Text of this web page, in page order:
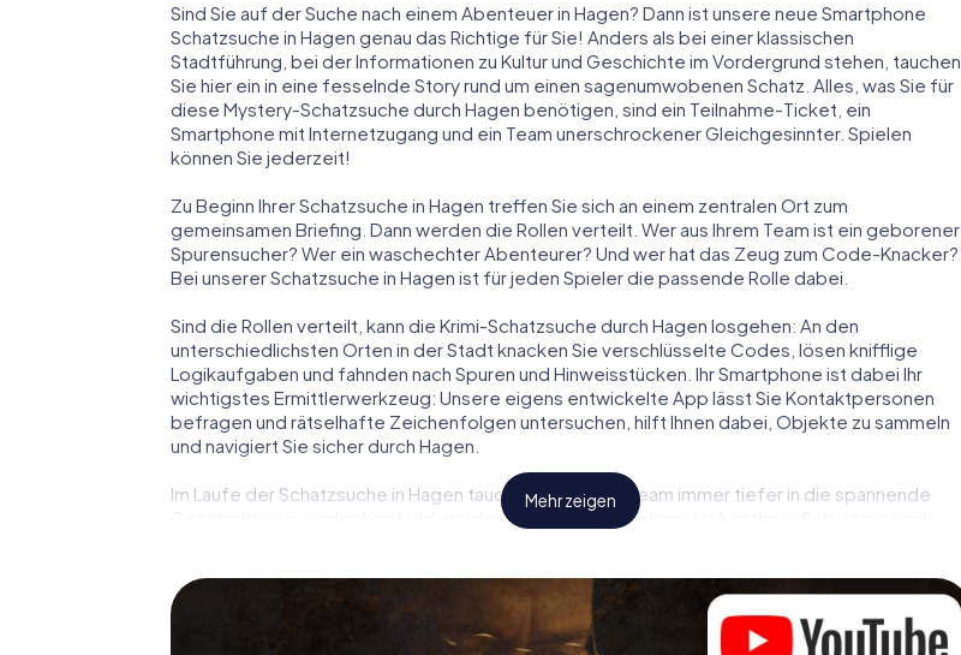
Sind Sie auf der Suche nach einem Abenteuer in Hagen? Dann ist unsere neue Smartphone
Schatzsuche in Hagen genau das Richtige für Sie! Anders als bei einer klassischen
Stadtführung, bei der Informationen zu Kultur und Geschichte im Vordergrund stehen, tauchen
Sie hier ein in eine fesselnde Story rund um einen sagenumwobenen Schatz. Alles, was Sie für
diese Mystery-Schatzsuche durch Hagen benötigen, sind ein Teilnahme-Ticket, ein
Smartphone mit Internetzugang und ein Team unerschrockener Gleichgesinnter. Spielen
können Sie jederzeit!
Zu Beginn Ihrer Schatzsuche in Hagen treffen Sie sich an einem zentralen Ort zum
gemeinsamen Briefing. Dann werden die Rollen verteilt. Wer aus Ihrem Team ist ein geborener
Spurensucher? Wer ein waschechter Abenteurer? Und wer hat das Zeug zum Code-Knacker?
Bei unserer Schatzsuche in Hagen ist für jeden Spieler die passende Rolle dabei.
Sind die Rollen verteilt, kann die Krimi-Schatzsuche durch Hagen losgehen: An den
unterschiedlichsten Orten in der Stadt knacken Sie verschlüsselte Codes, lösen knifflige
Logikaufgaben und fahnden nach Spuren und Hinweisstücken. Ihr Smartphone ist dabei Ihr
wichtigstes Ermittlerwerkzeug: Unsere eigens entwickelte App lässt Sie Kontaktpersonen
befragen und rätselhafte Zeichenfolgen untersuchen, hilft Ihnen dabei, Objekte zu sammeln
und navigiert Sie sicher durch Hagen.
Im Laufe der Schatzsuche in Hagen tauchen Sie und Ihr Team immer tiefer in die spannende
Geschichte ein, und schon bald werden Sie feststellen, dass der kostbare Schatz nur noch
Mehr zeigen